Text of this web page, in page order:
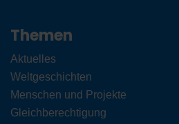
Themen
Aktuelles
Weltgeschichten
Menschen und Projekte
Gleichberechtigung